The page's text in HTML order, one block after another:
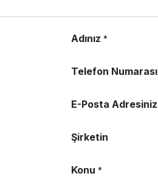
Adınız *
Telefon Numarası
E-Posta Adresiniz
Şirketin
Konu *